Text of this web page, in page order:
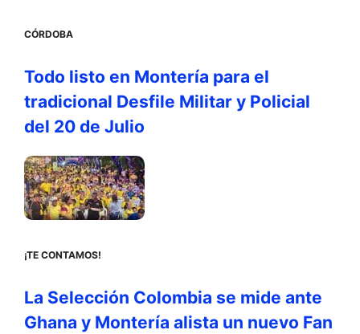
CÓRDOBA
Todo listo en Montería para el
tradicional Desfile Militar y Policial
del 20 de Julio
¡TE CONTAMOS!
La Selección Colombia se mide ante
Ghana y Montería alista un nuevo Fan